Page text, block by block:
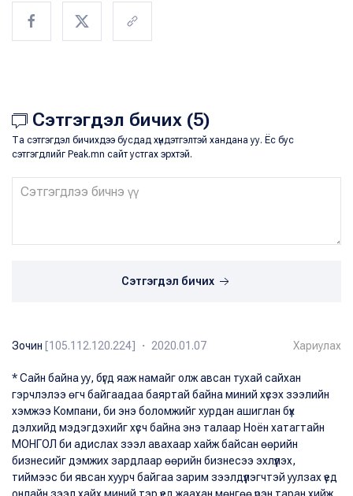
Сэтгэгдэл бичих (5)
Та сэтгэгдэл бичихдээ бусдад хүндэтгэлтэй хандана уу. Ёс бус
сэтгэгдлийг Peak.mn сайт устгах эрхтэй.
Сэтгэгдэл бичих
Зочин [105.112.120.224] ・ 2020.01.07 Хариулах
* Сайн байна уу, бүгд яаж намайг олж авсан тухай сайхан
гэрчлэлээ өгч байгаадаа баяртай байна миний хүсэх зээлийн
хэмжээ Компани, би энэ боломжийг хурдан ашиглан бүх
дэлхийд мэдэгдэхийг хүсч байна энэ талаар Ноён хатагтайн
МОНГОЛ би адислах зээл авахаар хайж байсан өөрийн
бизнесийг дэмжих зардлаар өөрийн бизнесээ эхлүүлэх,
тиймээс би явсан хуурч байгаа зарим зээлдүүлэгчтэй уулзах үед